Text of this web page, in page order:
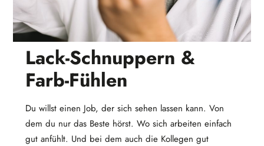
Lack-Schnuppern &
Farb-Fühlen
Du willst einen Job, der sich sehen lassen kann. Von
dem du nur das Beste hörst. Wo sich arbeiten einfach
gut anfühlt. Und bei dem auch die Kollegen gut